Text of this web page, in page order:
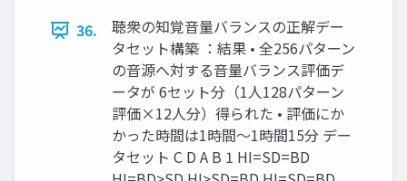
36.
聴衆の知覚音量バランスの正解デー
タセット構築 ：結果 • 全256パターン
の音源へ対する音量バランス評価デ
ータが 6セット分（1人128パターン
評価×12人分）得られた • 評価にか
かった時間は1時間〜1時間15分 デー
タセット C D A B 1 HI=SD=BD